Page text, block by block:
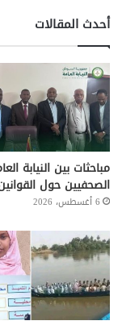
أحدث المقالات
مباحثات بين النيابة
الصحفيين حول
6 أغسطس، 2026